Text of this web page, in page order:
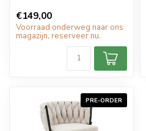
€149,00
Voorraad onderweg naar ons
magazijn, reserveer nu.
PRE-ORDER